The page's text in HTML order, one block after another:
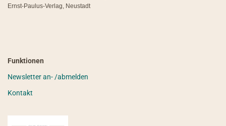
Ernst-Paulus-Verlag, Neustadt
Funktionen
Newsletter an- /abmelden
Kontakt